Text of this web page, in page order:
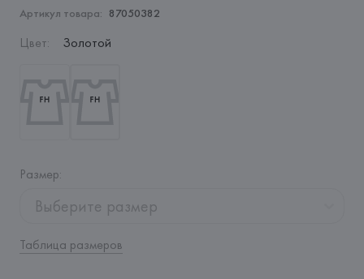
Артикул товара: 87050382
Цвет: Золотой
Размер:
Выберите размер
Таблица размеров